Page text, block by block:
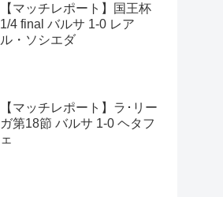
【マッチレポート】国王杯
1/4 final バルサ 1-0 レア
ル・ソシエダ
【マッチレポート】ラ･リー
ガ第18節 バルサ 1-0 ヘタフ
ェ